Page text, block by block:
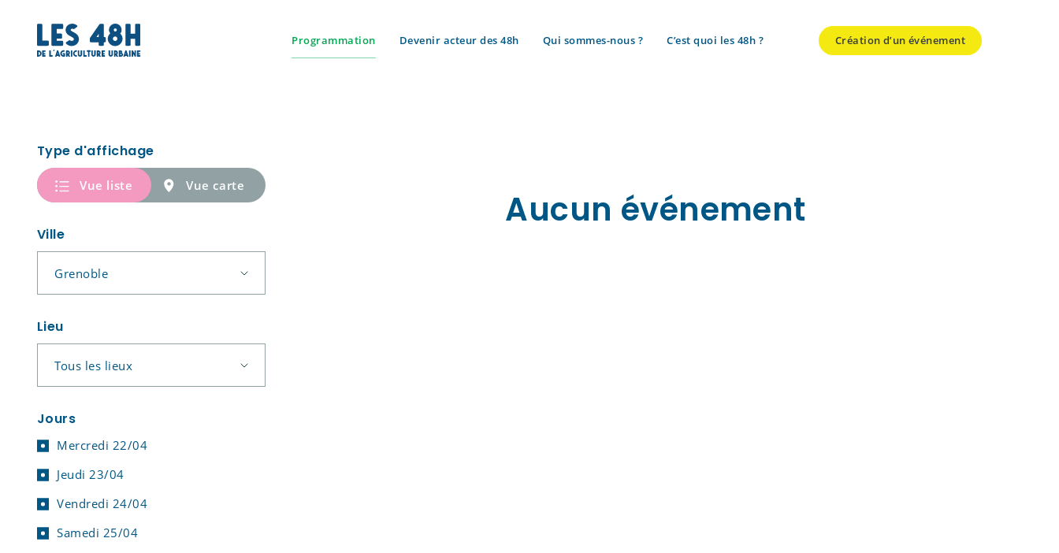
Programmation Devenir acteur des 48h Qui sommes-nous ? C’est quoi les 48h ? Création d’un événement
Programmation
Type d'affichage
Vue liste Vue carte
Ville
Lieu
Jours
Mercredi 22/04
Jeudi 23/04
Vendredi 24/04
Samedi 25/04
Aucun événement